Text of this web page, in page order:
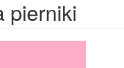
pierniki